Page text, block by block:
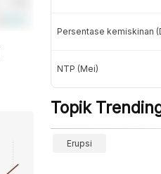
Persentase kemiskinan
NTP (Mei)
Topik
Erupsi